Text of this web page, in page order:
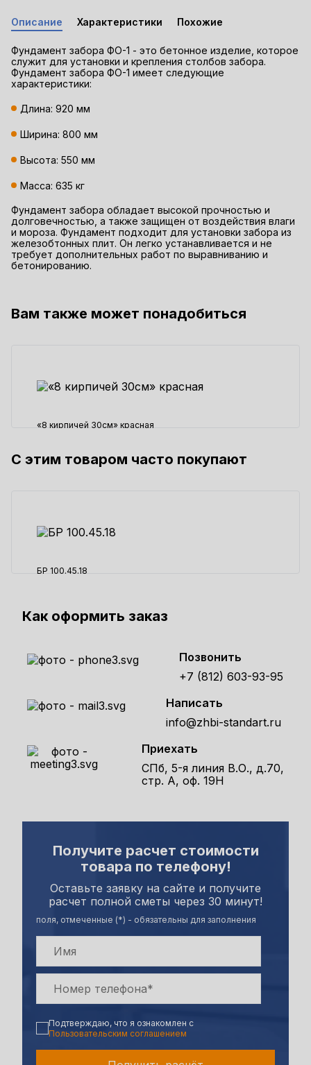
Описание Характеристики Похожие
Фундамент забора ФО-1 - это бетонное изделие, которое
служит для установки и крепления столбов забора.
Фундамент забора ФО-1 имеет следующие
характеристики:
Длина: 920 мм
Ширина: 800 мм
Высота: 550 мм
Масса: 635 кг
Фундамент забора обладает высокой прочностью и
долговечностью, а также защищен от воздействия влаги
и мороза. Фундамент подходит для установки забора из
железобтонных плит. Он легко устанавливается и не
требует дополнительных работ по выравниванию и
бетонированию.
Вам также может понадобиться
«8 кирпичей 30см» красная
750 ₽
С этим товаром часто покупают
БР 100.45.18
Как оформить заказ
Позвонить
+7 (812) 603-93-95
Написать
info@zhbi-standart.ru
Приехать
СПб, 5-я линия В.О., д.70,
стр. А, оф. 19Н
Получите расчет стоимости
товара по телефону!
Оставьте заявку на сайте и получите
расчет полной сметы через 30 минут!
поля, отмеченные (*) - обязательны для заполнения
Подтверждаю, что я ознакомлен с
Пользовательским соглашением